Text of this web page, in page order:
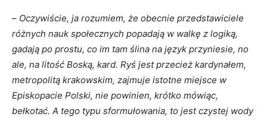
– Oczywiście, ja rozumiem, że obecnie przedstawiciele
różnych nauk społecznych popadają w walkę z logiką,
gadają po prostu, co im tam ślina na język przyniesie, no
ale, na litość Boską, kard. Ryś jest przecież kardynałem,
metropolitą krakowskim, zajmuje istotne miejsce w
Episkopacie Polski, nie powinien, krótko mówiąc,
bełkotać. A tego typu sformułowania, to jest czystej wody